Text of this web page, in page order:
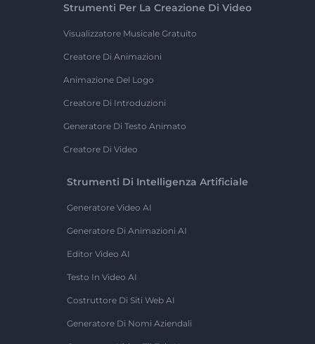
Strumenti Per La Creazione Di Video
Visualizzatore Musicale Gratuito
Creatore Di Animazioni
Animazione Del Logo
Creatore Di Introduzioni
Generatore Di Testo Animato
Creatore Di Video
Strumenti Di Intelligenza Artificiale
Generatore Video AI
Generatore Di Animazioni AI
Editor Video AI
Testo In Video AI
Costruttore Di Siti Web AI
Generatore Di Nomi Aziendali